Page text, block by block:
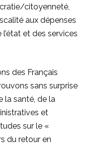
citoyenneté,
aux dépenses
et des services
des Français
sans surprise
la santé, de la
et
sur le «
du retour en